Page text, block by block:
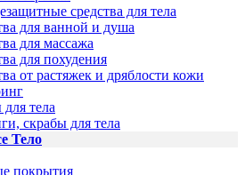
средства для тела
для ванной и душа
для массажа
для похудения
от растяжек и дряблости кожи
тела
скрабы для тела
Тело
покрытия